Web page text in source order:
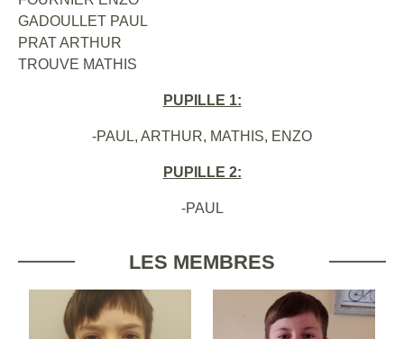
GADOULLET PAUL
PRAT ARTHUR
TROUVE MATHIS
PUPILLE 1:
-PAUL, ARTHUR, MATHIS, ENZO
PUPILLE 2:
-PAUL
LES MEMBRES